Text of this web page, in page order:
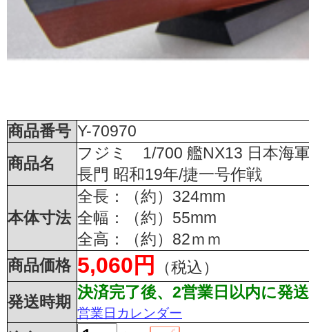
商品番号 Y-70970
商品名
フジミ 1/700 艦NX13 日本海
長門 昭和19年/捷一号作戦
本体寸法
全長：（約）324mm
全幅：（約）55mm
全高：（約）82ｍｍ
商品価格 5,060円
（税込）
発送時期
決済完了後、2営業日以内に発送
営業日カレンダー